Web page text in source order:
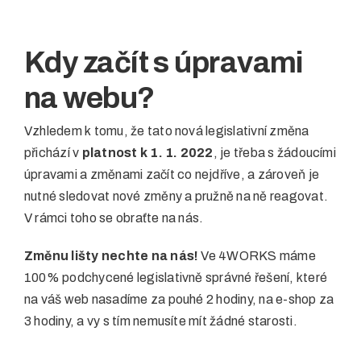
Kdy začít s úpravami
na webu?
Vzhledem k tomu, že tato nová legislativní změna
přichází v platnost k 1. 1. 2022 , je třeba s žádoucími
úpravami a změnami začít co nejdříve, a zároveň je
nutné sledovat nové změny a pružně na ně reagovat.
V rámci toho se obraťte na nás.
Změnu lišty nechte na nás! Ve 4WORKS máme
100% podchycené legislativně správné řešení, které
na váš web nasadíme za pouhé 2 hodiny, na e-shop za
3 hodiny, a vy s tím nemusíte mít žádné starosti.